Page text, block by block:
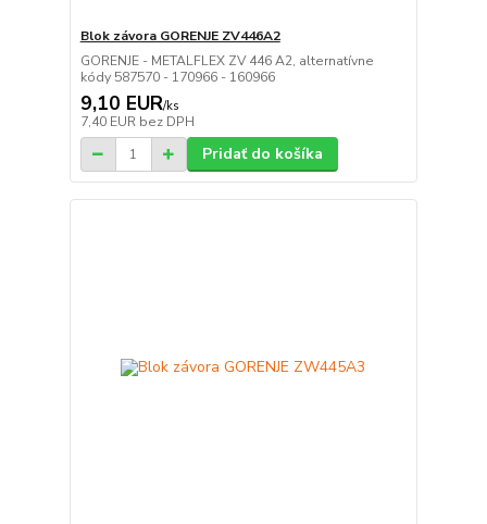
Blok závora GORENJE ZV446A2
GORENJE - METALFLEX ZV 446 A2, alternatívne
kódy 587570 - 170966 - 160966
9,10 EUR/ks
7,40 EUR bez DPH
Pridať do košíka